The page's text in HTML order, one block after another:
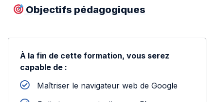
Objectifs pédagogiques
À la fin de cette formation, vous serez
capable de :
Maîtriser le navigateur web de Google